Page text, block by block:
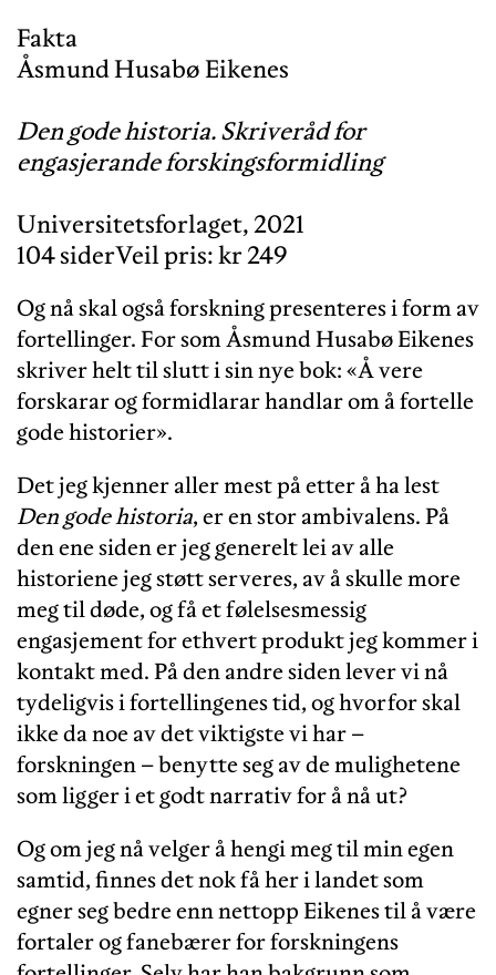
Fakta
Åsmund Husabø Eikenes
Den gode historia. Skriveråd for
engasjerande forskingsformidling
Universitetsforlaget, 2021
104 siderVeil pris: kr 249
Og nå skal også forskning presenteres i form av
fortellinger. For som Åsmund Husabø Eikenes
skriver helt til slutt i sin nye bok: «Å vere
forskarar og formidlarar handlar om å fortelle
gode historier».
Det jeg kjenner aller mest på etter å ha lest
Den gode historia, er en stor ambivalens. På
den ene siden er jeg generelt lei av alle
historiene jeg støtt serveres, av å skulle more
meg til døde, og få et følelsesmessig
engasjement for ethvert produkt jeg kommer i
kontakt med. På den andre siden lever vi nå
tydeligvis i fortellingenes tid, og hvorfor skal
ikke da noe av det viktigste vi har –
forskningen – benytte seg av de mulighetene
som ligger i et godt narrativ for å nå ut?
Og om jeg nå velger å hengi meg til min egen
samtid, finnes det nok få her i landet som
egner seg bedre enn nettopp Eikenes til å være
fortaler og fanebærer for forskningens